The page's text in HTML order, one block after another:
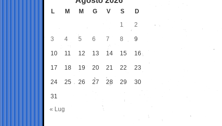
L M M G V S
D
1
2
3 4 5 6 7 8 9
10 11 12 13 14 15 16
17 18 19 20 21 22 23
24 25 26 27 28 29 30
31
« Lug